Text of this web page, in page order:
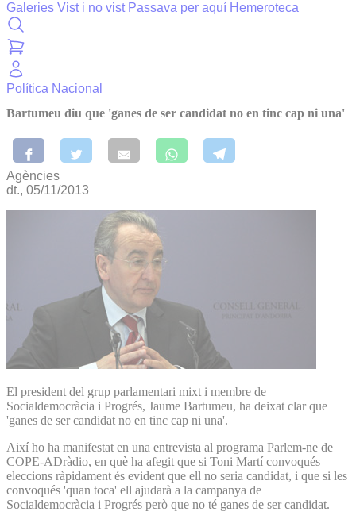
Galeries Vist i no vist Passava per aquí Hemeroteca
Política Nacional
Bartumeu diu que 'ganes de ser candidat no en tinc cap ni una'
Agències
dt., 05/11/2013
El president del grup parlamentari mixt i membre de
Socialdemocràcia i Progrés, Jaume Bartumeu, ha deixat clar que
'ganes de ser candidat no en tinc cap ni una'.
Així ho ha manifestat en una entrevista al programa Parlem-ne de
COPE-ADràdio, en què ha afegit que si Toni Martí convoqués
eleccions ràpidament és evident que ell no seria candidat, i que si les
convoqués 'quan toca' ell ajudarà a la campanya de
Socialdemocràcia i Progrés però que no té ganes de ser candidat.